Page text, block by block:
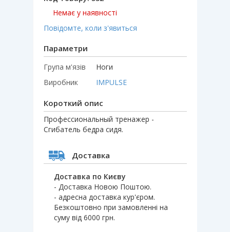
Немає у наявності
Повідомте, коли з'явиться
Параметри
Група м'язів
Ноги
Виробник
IMPULSE
Короткий опис
Профессиональный тренажер -
Сгибатель бедра сидя.
Доставка
Доставка по Києву
- Доставка Новою Поштою.
- адресна доставка кур'єром.
Безкоштовно при замовленні на
суму від 6000 грн.